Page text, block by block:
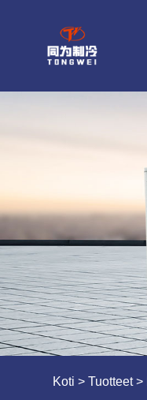
Koti > Tuotteet >